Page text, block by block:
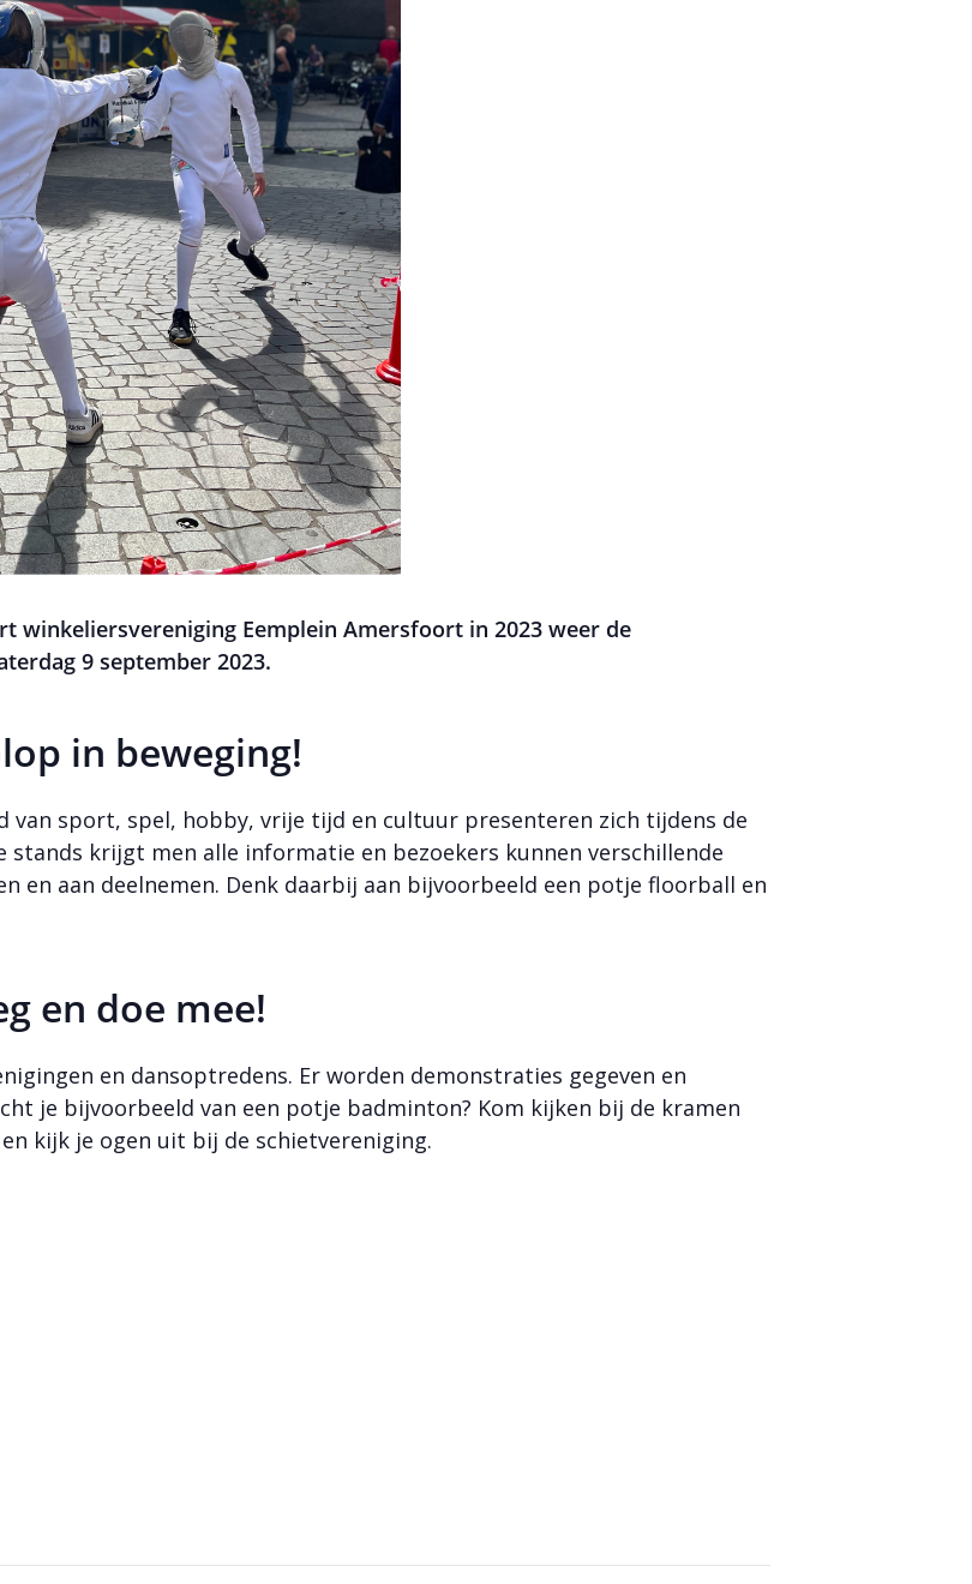
winkeliersvereniging Eemplein Amersfoort in 2023 weer de
9 september 2023.
in beweging!
sport, spel, hobby, vrije tijd en cultuur presenteren zich tijdens de
de stands krijgt men alle informatie en bezoekers kunnen verschillende
en aan deelnemen. Denk daarbij aan bijvoorbeeld een potje floorball en
en doe mee!
en dansoptredens. Er worden demonstraties gegeven en
je bijvoorbeeld van een potje badminton? Kom kijken bij de kramen
kijk je ogen uit bij de schietvereniging.